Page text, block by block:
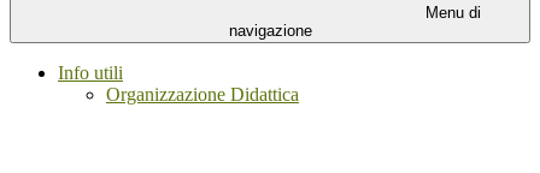
Menu di
navigazione
Info utili
Organizzazione Didattica